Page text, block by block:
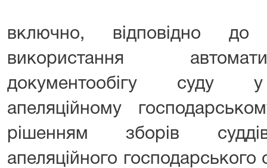
включно, відповідно
використання
документообігу суду у
апеляційному
рішенням зборів суддів
апеляційного